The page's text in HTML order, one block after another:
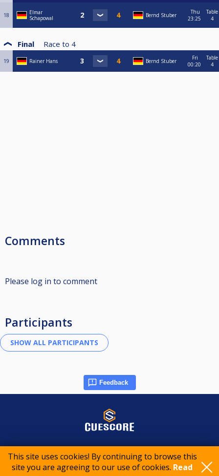
This site uses cookies! By continuing to browse this
site you are agreeing to our use of cookies. Read
18
Elmar
Schapowal
Bernd Stuber
Thu
23:25
Table
4
Final Race to 4
19 Rainer Hans Bernd Stuber
Fri
00:20
Table
4
Comments
Please log in to comment
Participants
Feedback
© 2015-2026 CueScore International